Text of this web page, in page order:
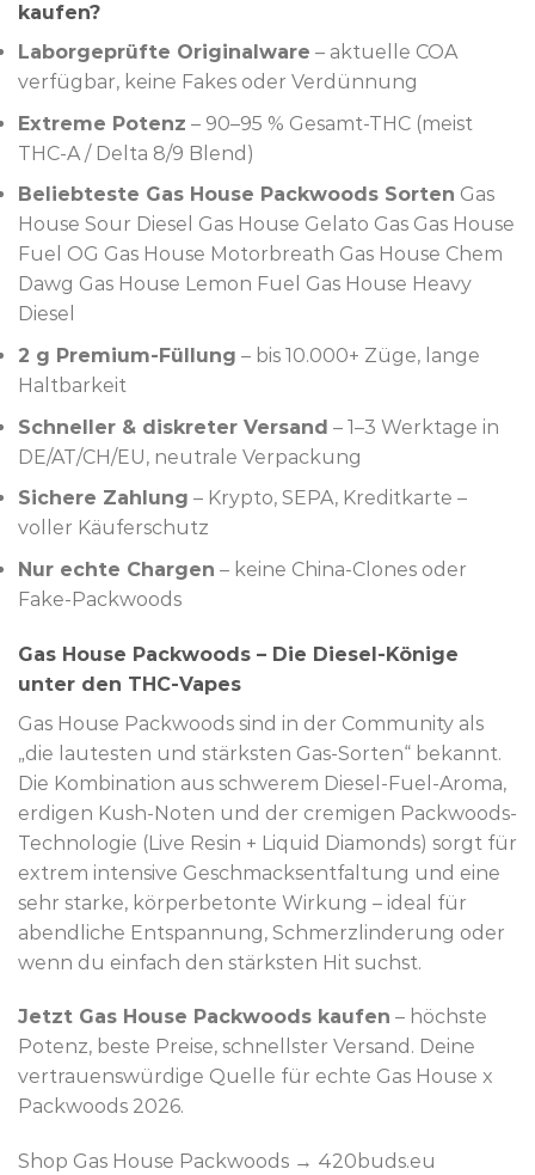
kaufen?
Laborgeprüfte Originalware – aktuelle COA
verfügbar, keine Fakes oder Verdünnung
Extreme Potenz – 90–95 % Gesamt-THC (meist
THC-A / Delta 8/9 Blend)
Beliebteste Gas House Packwoods Sorten Gas
House Sour Diesel Gas House Gelato Gas Gas House
Fuel OG Gas House Motorbreath Gas House Chem
Dawg Gas House Lemon Fuel Gas House Heavy
Diesel
2 g Premium-Füllung – bis 10.000+ Züge, lange
Haltbarkeit
Schneller & diskreter Versand – 1–3 Werktage in
DE/AT/CH/EU, neutrale Verpackung
Sichere Zahlung – Krypto, SEPA, Kreditkarte –
voller Käuferschutz
Nur echte Chargen – keine China-Clones oder
Fake-Packwoods
Gas House Packwoods – Die Diesel-Könige
unter den THC-Vapes
Gas House Packwoods sind in der Community als
„die lautesten und stärksten Gas-Sorten“ bekannt.
Die Kombination aus schwerem Diesel-Fuel-Aroma,
erdigen Kush-Noten und der cremigen Packwoods-
Technologie (Live Resin + Liquid Diamonds) sorgt für
extrem intensive Geschmacksentfaltung und eine
sehr starke, körperbetonte Wirkung – ideal für
abendliche Entspannung, Schmerzlinderung oder
wenn du einfach den stärksten Hit suchst.
Jetzt Gas House Packwoods kaufen – höchste
Potenz, beste Preise, schnellster Versand. Deine
vertrauenswürdige Quelle für echte Gas House x
Packwoods 2026.
Shop Gas House Packwoods → 420buds.eu